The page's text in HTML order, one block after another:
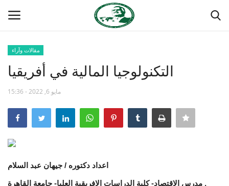
تسجيل الدخول
الصفحة الرئيسية
منتدى ناصر الدولي
مدرسة الطليعة الوطنية
حركة ناصر الشبابية
مقالات وآراء
التكنولوجيا المالية في أفريقيا
مايو 6, 2022 - 15:36
اعداد دكتوره / جيهان عبد السلام
مدرس الاقتصاد- كلية الدراسات الافريقية العليا- جامعة القاهرة .